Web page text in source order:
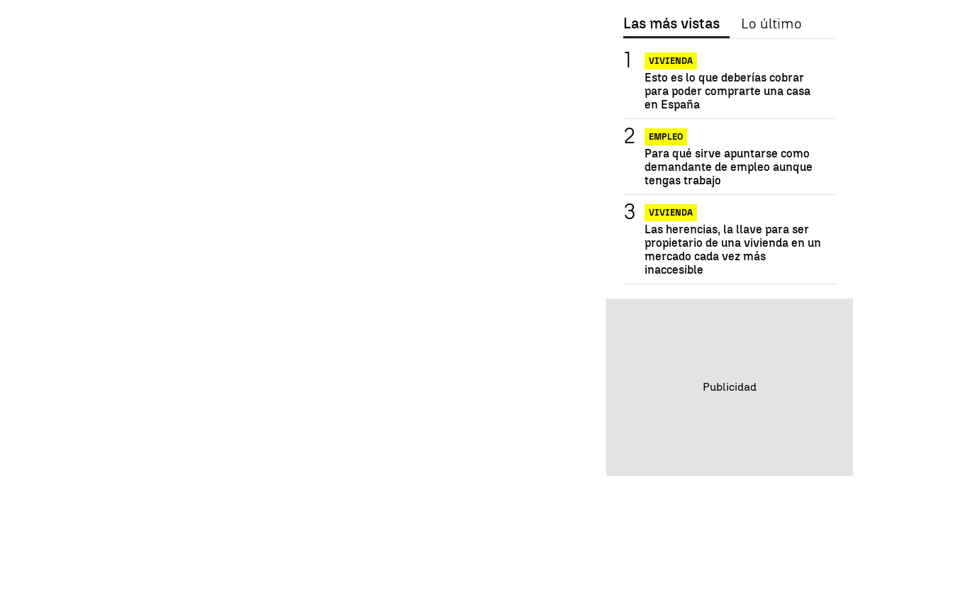
Las más vistas Lo último
VIVIENDA
Esto es lo que deberías cobrar
para poder comprarte una casa
en España
EMPLEO
Para qué sirve apuntarse como
demandante de empleo aunque
tengas trabajo
VIVIENDA
Las herencias, la llave para ser
propietario de una vivienda en un
mercado cada vez más
inaccesible